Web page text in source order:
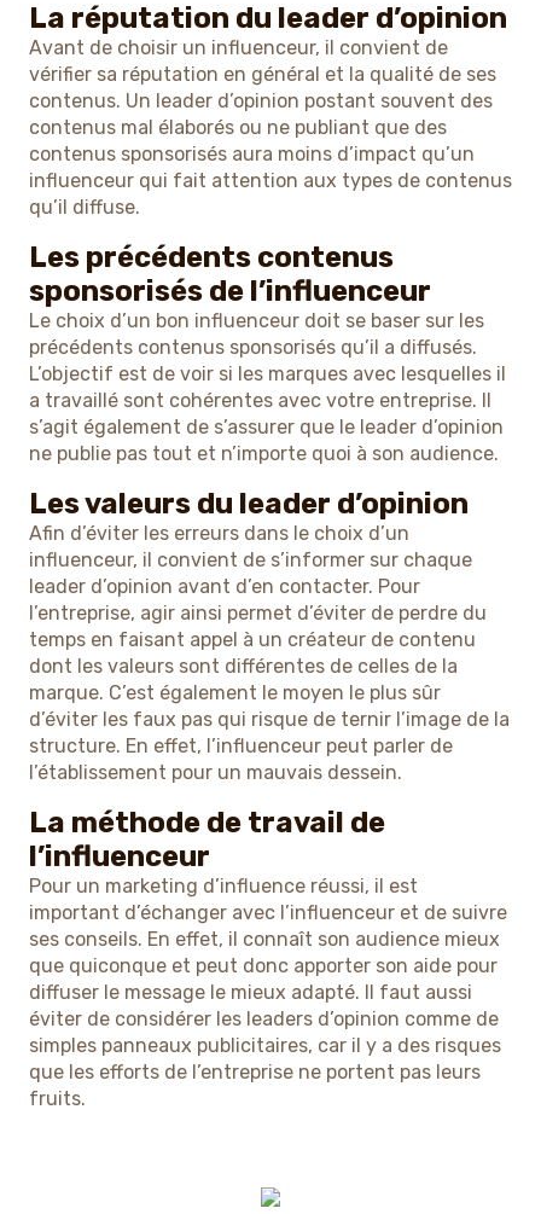
La réputation du leader d’opinion
Avant de choisir un influenceur, il convient de
vérifier sa réputation en général et la qualité de ses
contenus. Un leader d’opinion postant souvent des
contenus mal élaborés ou ne publiant que des
contenus sponsorisés aura moins d’impact qu’un
influenceur qui fait attention aux types de contenus
qu’il diffuse.
Les précédents contenus
sponsorisés de l’influenceur
Le choix d’un bon influenceur doit se baser sur les
précédents contenus sponsorisés qu’il a diffusés.
L’objectif est de voir si les marques avec lesquelles il
a travaillé sont cohérentes avec votre entreprise. Il
s’agit également de s’assurer que le leader d’opinion
ne publie pas tout et n’importe quoi à son audience.
Les valeurs du leader d’opinion
Afin d’éviter les erreurs dans le choix d’un
influenceur, il convient de s’informer sur chaque
leader d’opinion avant d’en contacter. Pour
l’entreprise, agir ainsi permet d’éviter de perdre du
temps en faisant appel à un créateur de contenu
dont les valeurs sont différentes de celles de la
marque. C’est également le moyen le plus sûr
d’éviter les faux pas qui risque de ternir l’image de la
structure. En effet, l’influenceur peut parler de
l’établissement pour un mauvais dessein.
La méthode de travail de
l’influenceur
Pour un marketing d’influence réussi, il est
important d’échanger avec l’influenceur et de suivre
ses conseils. En effet, il connaît son audience mieux
que quiconque et peut donc apporter son aide pour
diffuser le message le mieux adapté. Il faut aussi
éviter de considérer les leaders d’opinion comme de
simples panneaux publicitaires, car il y a des risques
que les efforts de l’entreprise ne portent pas leurs
fruits.